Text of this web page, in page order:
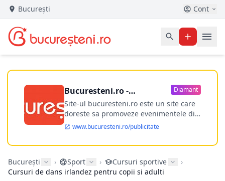
București Cont
Bucuresteni.ro -
publicitate online
Diamant
Site-ul bucuresteni.ro este un site care
doreste sa promoveze evenimentele din
Bucuresti si nu numai, sa puna la
dispozitia utilizatorului cea mai
performanta harta electronica a
ofere posibilitatea firmel...
www.bucuresteni.ro/publicitate
București › Sport › Cursuri sportive
›
Cursuri de dans irlandez pentru copii si adulti